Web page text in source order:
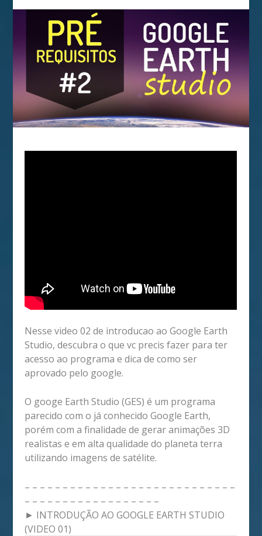
Nesse video 02 de introducao ao Google Earth
Studio, descubra o que vc precis fazer para ter
acesso ao programa e dica de como ser
aprovado pelo google.
O googe Earth Studio (GES) é um programa
parecido com o já conhecido Google Earth,
porém com a finalidade de gerar animações 3D
realistas e em alta qualidade do planeta terra
utilizando imagens de satélite.
– – – – – – – – – – – – – – – – – – – – – – – – – – – –
– – – – – – – – – – – – – – – – – –
► INTRODUÇÃO AO GOOGLE EARTH STUDIO
(VIDEO 01)